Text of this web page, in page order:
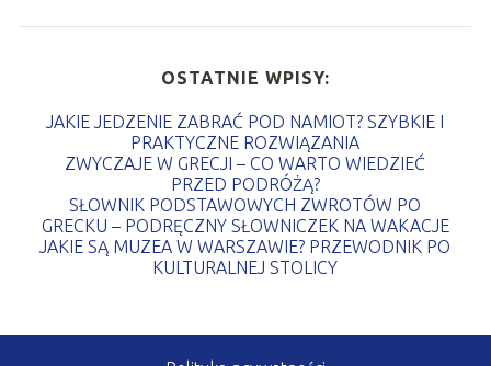
OSTATNIE WPISY:
JAKIE JEDZENIE ZABRAĆ POD NAMIOT? SZYBKIE I
PRAKTYCZNE ROZWIĄZANIA
ZWYCZAJE W GRECJI – CO WARTO WIEDZIEĆ
PRZED PODRÓŻĄ?
SŁOWNIK PODSTAWOWYCH ZWROTÓW PO
GRECKU – PODRĘCZNY SŁOWNICZEK NA WAKACJE
JAKIE SĄ MUZEA W WARSZAWIE? PRZEWODNIK PO
KULTURALNEJ STOLICY